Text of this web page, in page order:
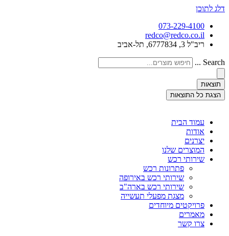
דלג לתוכן
073-229-4100
redco@redco.co.il
ריב"ל 3, 6777834, תל-אביב
Search ...
תוצאות
הצגת כל התוצאות
עמוד הבית
אודות
יצרנים
המוצרים שלנו
שירותי רכש
פתרונות רכש
שירותי רכש באירופה
שירותי רכש בארה"ב
מצגת מפעלי תעשייה
פרויקטים מיוחדים
מאמרים
צרו קשר